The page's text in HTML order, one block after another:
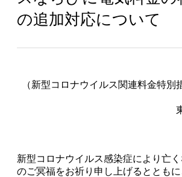
の追加対応について
（新型コロナウイルス関連料金特別
新型コロナウイルス感染症により亡
のご冥福をお祈り申し上げるととも